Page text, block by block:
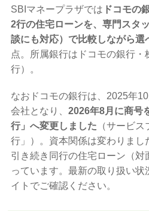
SBIマネープラザでは ドコモの
2行の住宅ローンを、専門スタ
談にも対応）で比較しながら選
点。所属銀行はドコモの銀行
行）。
なおドコモの銀行は、2025年
会社となり、2026年8月に商号
行」へ変更しました （サービ
行」）。資本関係は変わりまし
引き続き同行の住宅ローン（対
っています。最新の取り扱い
イトでご確認ください。